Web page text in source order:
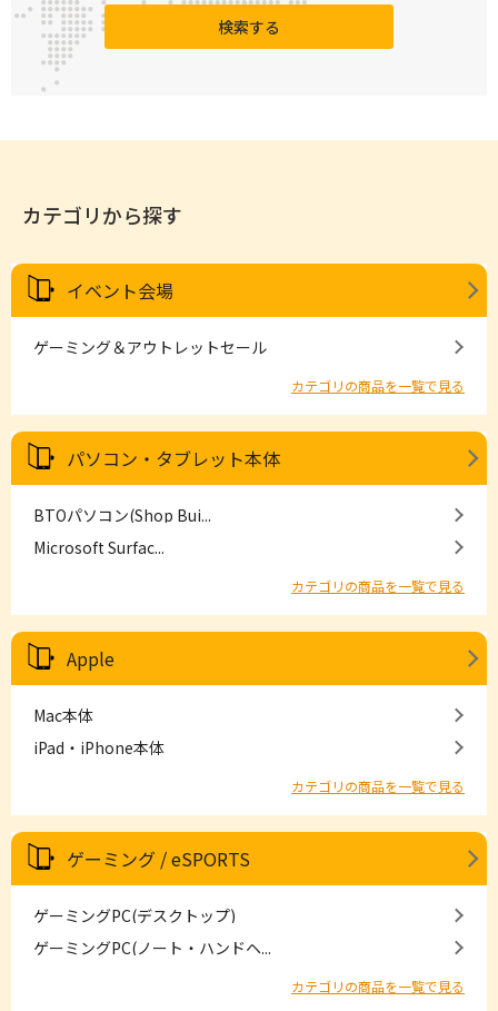
検索する
カテゴリから探す
イベント会場
ゲーミング＆アウトレットセール
カテゴリの商品を一覧で見る
パソコン・タブレット本体
BTOパソコン(Shop Bui...
Microsoft Surfac...
カテゴリの商品を一覧で見る
Apple
Mac本体
iPad・iPhone本体
カテゴリの商品を一覧で見る
ゲーミング / eSPORTS
ゲーミングPC(デスクトップ)
ゲーミングPC(ノート・ハンドヘ...
カテゴリの商品を一覧で見る